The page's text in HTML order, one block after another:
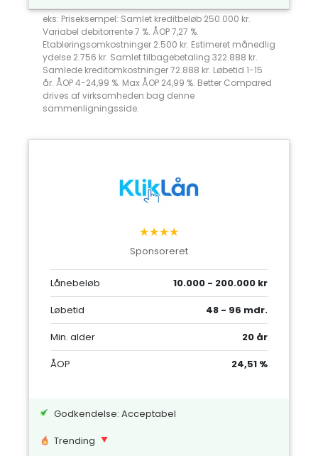
eks: Priseksempel: Samlet kreditbeløb 250.000 kr.
Variabel debitorrente 7 %. ÅOP 7,27 %.
Etableringsomkostninger 2.500 kr. Estimeret månedlig
ydelse 2.756 kr. Samlet tilbagebetaling 322.888 kr.
Samlede kreditomkostninger 72.888 kr. Løbetid 1-15
år. ÅOP 4-24,99 %. Max ÅOP 24,99 %. Better Compared
drives af virksomheden bag denne
sammenligningsside.
★★★★
Sponsoreret
Lånebeløb
10.000 - 200.000 kr
Løbetid
48 - 96 mdr.
Min. alder
20 år
ÅOP
24,51 %
Godkendelse: Acceptabel
Trending